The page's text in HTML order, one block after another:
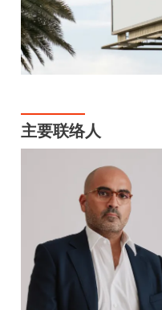
主要联络人